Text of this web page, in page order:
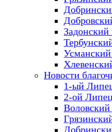
Задонский
Новости
1-ый
2-ой
Воловский